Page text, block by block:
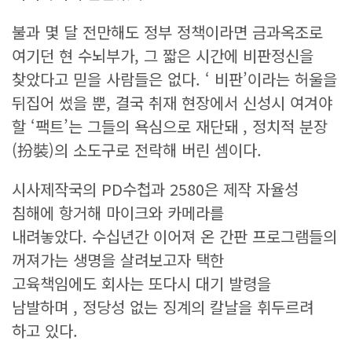
불과 몇 달 전만해도 정부 정책이라면 금과옥조로
여기던 현 수뇌부가, 그 짧은 시간에 비판정신을
찾았다고 믿을 사람들은 없다. ‘ 비판’이라는 허울을
뒤집어 썼을 뿐, 결국 취재 현장에서 신성시 여겨야
할 ‘팩트’는 그들의 욕심으로 재단돼 , 정치적 분장
(扮裝)의 소도구로 전락해 버린 셈이다.
시사제작국의 PD수첩과 2580은 제작 자율성
침해에 항거해 마이크와 카메라를
내려놓았다. 수십년간 이어져 온 간판 프로그램들의
꺼져가는 생명을 살려보고자 택한
고육책임에도 회사는 또다시 대기 발령을
남발하며 , 정당성 없는 징계의 칼날을 휘두르려
하고 있다.